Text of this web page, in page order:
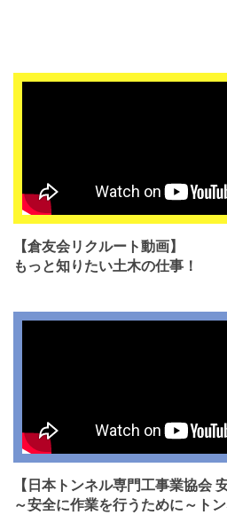
【倉友会リクルート動画】
もっと知りたい土木の仕事！
【日本トンネル専門工事業協会
～安全に作業を行うために～ト